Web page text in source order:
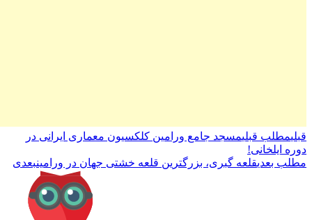
قبلیمطلب قبلیمسجد جامع ورامین کلکسیون معماری ایرانی در
دوره ایلخانی!
مطلب بعدیقلعه گبری، بزرگترین قلعه خشتی جهان در ورامینبعدی